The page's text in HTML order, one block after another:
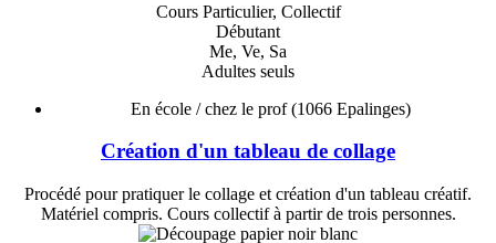
Cours Particulier, Collectif
Débutant
Me, Ve, Sa
Adultes seuls
En école / chez le prof(1066 Epalinges)
Création d'un tableau de collage
Procédé pour pratiquer le collage et création d'un tableau créatif.
Matériel compris. Cours collectif à partir de trois personnes.